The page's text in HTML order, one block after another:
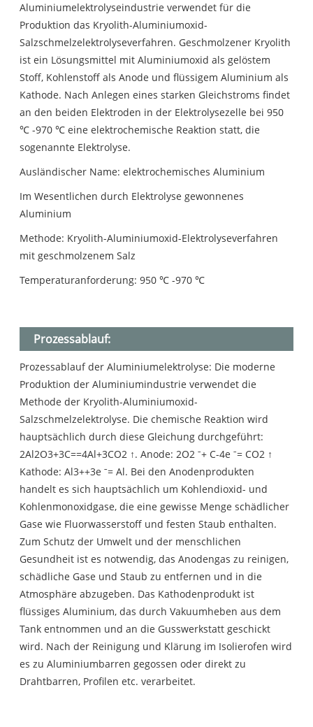
Aluminiumelektrolyseindustrie verwendet für die
Produktion das Kryolith-Aluminiumoxid-
Salzschmelzelektrolyseverfahren. Geschmolzener Kryolith
ist ein Lösungsmittel mit Aluminiumoxid als gelöstem
Stoff, Kohlenstoff als Anode und flüssigem Aluminium als
Kathode. Nach Anlegen eines starken Gleichstroms findet
an den beiden Elektroden in der Elektrolysezelle bei 950
℃ -970 ℃ eine elektrochemische Reaktion statt, die
sogenannte Elektrolyse.
Ausländischer Name: elektrochemisches Aluminium
Im Wesentlichen durch Elektrolyse gewonnenes
Aluminium
Methode: Kryolith-Aluminiumoxid-Elektrolyseverfahren
mit geschmolzenem Salz
Temperaturanforderung: 950 ℃ -970 ℃
Prozessablauf:
Prozessablauf der Aluminiumelektrolyse: Die moderne
Produktion der Aluminiumindustrie verwendet die
Methode der Kryolith-Aluminiumoxid-
Salzschmelzelektrolyse. Die chemische Reaktion wird
hauptsächlich durch diese Gleichung durchgeführt:
2Al2O3+3C==4Al+3CO2 ↑. Anode: 2O2 ˉ+ C-4e ˉ= CO2 ↑
Kathode: Al3++3e ˉ= Al. Bei den Anodenprodukten
handelt es sich hauptsächlich um Kohlendioxid- und
Kohlenmonoxidgase, die eine gewisse Menge schädlicher
Gase wie Fluorwasserstoff und festen Staub enthalten.
Zum Schutz der Umwelt und der menschlichen
Gesundheit ist es notwendig, das Anodengas zu reinigen,
schädliche Gase und Staub zu entfernen und in die
Atmosphäre abzugeben. Das Kathodenprodukt ist
flüssiges Aluminium, das durch Vakuumheben aus dem
Tank entnommen und an die Gusswerkstatt geschickt
wird. Nach der Reinigung und Klärung im Isolierofen wird
es zu Aluminiumbarren gegossen oder direkt zu
Drahtbarren, Profilen etc. verarbeitet.